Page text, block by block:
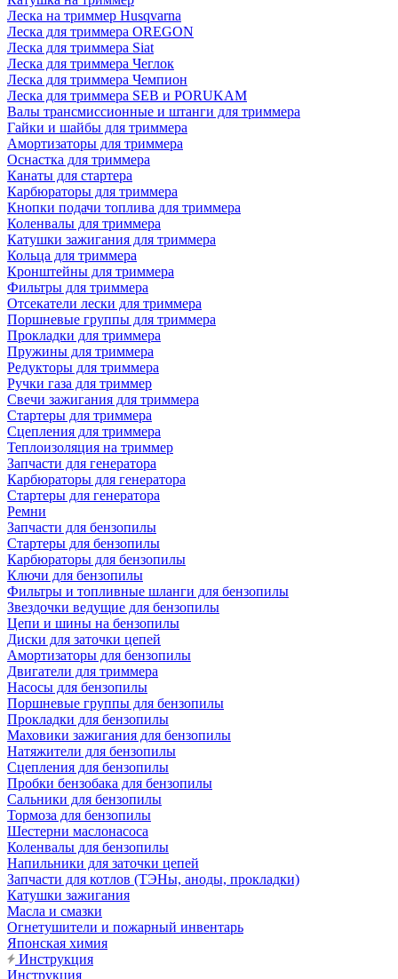
Леска на триммер Husqvarna
Леска для триммера OREGON
Леска для триммера Siat
Леска для триммера Чеглок
Леска для триммера Чемпион
Леска для триммера SEB и PORUKAM
Валы трансмиссионные и штанги для триммера
Гайки и шайбы для триммера
Амортизаторы для триммера
Оснастка для триммера
Канаты для стартера
Карбюраторы для триммера
Кнопки подачи топлива для триммера
Коленвалы для триммера
Катушки зажигания для триммера
Кольца для триммера
Кронштейны для триммера
Фильтры для триммера
Отсекатели лески для триммера
Поршневые группы для триммера
Прокладки для триммера
Пружины для триммера
Редукторы для триммера
Ручки газа для триммер
Свечи зажигания для триммера
Стартеры для триммера
Сцепления для триммера
Теплоизоляция на триммер
Запчасти для генератора
Карбюраторы для генератора
Стартеры для генератора
Ремни
Запчасти для бензопилы
Стартеры для бензопилы
Карбюраторы для бензопилы
Ключи для бензопилы
Фильтры и топливные шланги для бензопилы
Звездочки ведущие для бензопилы
Цепи и шины на бензопилы
Диски для заточки цепей
Амортизаторы для бензопилы
Двигатели для триммера
Насосы для бензопилы
Поршневые группы для бензопилы
Прокладки для бензопилы
Маховики зажигания для бензопилы
Натяжители для бензопилы
Сцепления для бензопилы
Пробки бензобака для бензопилы
Сальники для бензопилы
Тормоза для бензопилы
Шестерни маслонасоса
Коленвалы для бензопилы
Напильники для заточки цепей
Запчасти для котлов (ТЭНы, аноды, прокладки)
Катушки зажигания
Масла и смазки
Огнетушители и пожарный инвентарь
Японская химия
Инструкция
Инструкция